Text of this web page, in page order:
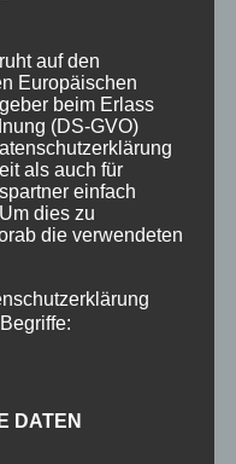
auf den
Europäischen
beim Erlass
(DS-GVO)
als auch für
einfach
dies zu
die verwendeten
DATEN